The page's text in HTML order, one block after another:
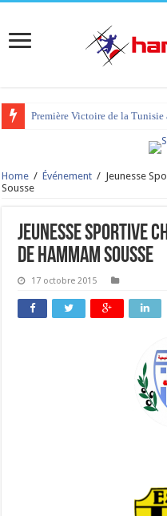
Première Victoire de la
Home / Événement / Jeunesse
Sousse
Jeunesse Sportive
de Hammam Sousse
17 octobre 2015